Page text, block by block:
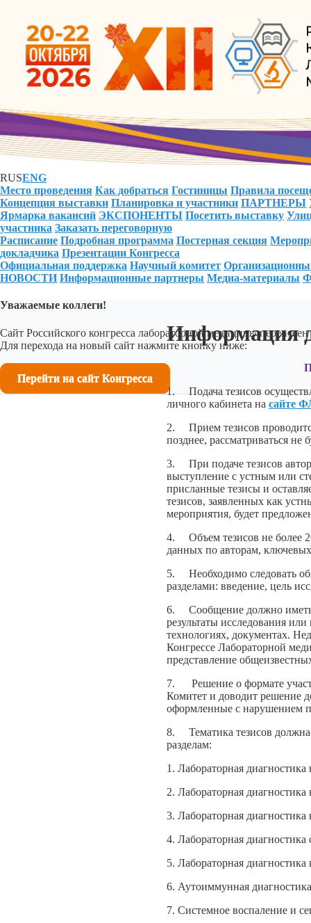
RUSENG
Место проведения Как добраться Гостиницы Правила
Концепция выставки Планировка и участники ПАРТНЕРЫ
Ярмарка вакансий ЭКСПОНЕНТЫ Посетить выставку
участника Заказать переговорную
Расписание Подробная программа Постерная секция
докладчика Презентации Конгресса
Официальная поддержка Научный комитет
НОВОСТИ Информационные партнеры Медиа-материалы
Уважаемые коллеги!
Сайт Российского конгресса лабораторной медицины
Для перехода на новый сайт нажмите кнопку ниже:
Перейти на сайт Конгресса
Информация
1. Подача тезисов
личного кабинета на сайте
2. Прием тезисов
позднее, рассматриваться не
3. При подаче тезисов автор
выступление с устным или
присланные тезисы и
тезисов, заявленных как
мероприятия, будет
4. Объем тезисов не более
данных по авторам,
5. Необходимо следовать
разделами: введение, цель
6. Сообщение должно иметь
результаты исследования
технологиях, документах.
Конгрессе Лабораторной
представление
7. Решение о формате
Комитет и доводит решение
оформленные с нарушением
8. Тематика тезисов должна
разделам:
1. Лабораторная диагностика
2. Лабораторная
3. Лабораторная диагностика
4. Лабораторная диагностика
5. Лабораторная
6. Аутоиммунная диагностика
7. Системное воспаление и